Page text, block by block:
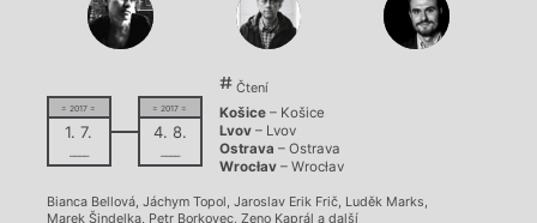
Esejistika
Recenze a reflexe
Rozhovory
Mauzoleum
Divadlo
Dokument
Výroční ceny
= 2017 =
1. 7.
––––
= 2017 =
4. 8.
––––
Čtení
Košice– Košice
Lvov– Lvov
Ostrava – Ostrava
Wrocłav– Wrocłav
Bianca Bellová, Jáchym Topol, Jaroslav Erik Frič, Luděk Marks,
Marek Šindelka, Petr Borkovec, Zeno Kaprál a další